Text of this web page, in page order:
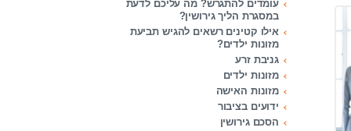
עומדים להתגרש? מה עליכם לדעת
במסגרת הליך גירושין?
אילו קטינים רשאים להגיש תביעת
מזונות ילדים?
גניבת זרע
מזונות ילדים
מזונות האישה
ידועים בציבור
הסכם גירושין